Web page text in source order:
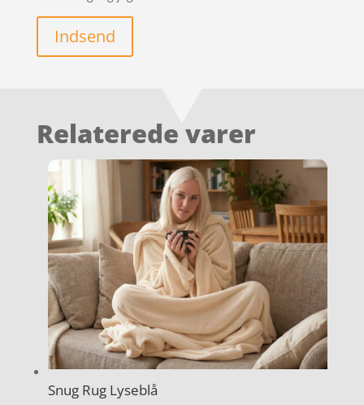
Indsend
Relaterede varer
Snug Rug Lyseblå